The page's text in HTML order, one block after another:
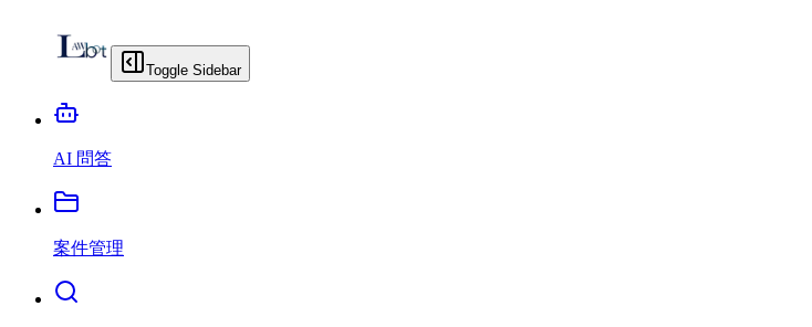
Toggle Sidebar
AI 問答
案件管理